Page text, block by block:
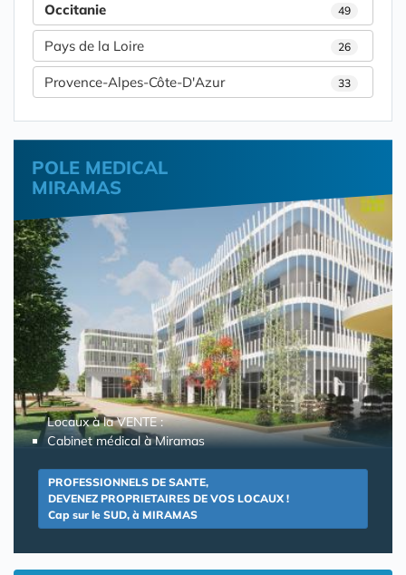
Occitanie 49
Pays de la Loire 26
Provence-Alpes-Côte-D'Azur 33
POLE MEDICAL
MIRAMAS
Locaux à la VENTE :
Cabinet médical à Miramas
PROFESSIONNELS DE SANTE,
DEVENEZ PROPRIETAIRES DE VOS LOCAUX !
Cap sur le SUD, à MIRAMAS